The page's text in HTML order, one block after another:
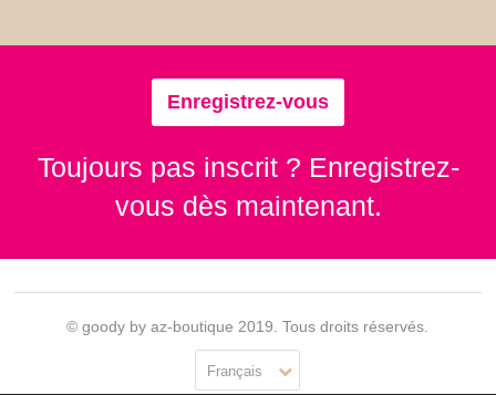
Enregistrez-vous
Toujours pas inscrit ? Enregistrez-
vous dès maintenant.
© goody by az-boutique 2019. Tous droits réservés.
Français